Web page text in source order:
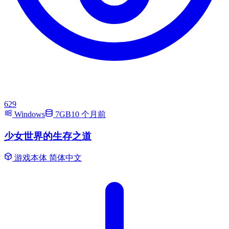
629
Windows
7GB10 个月前
少女世界的生存之道
游戏本体 简体中文